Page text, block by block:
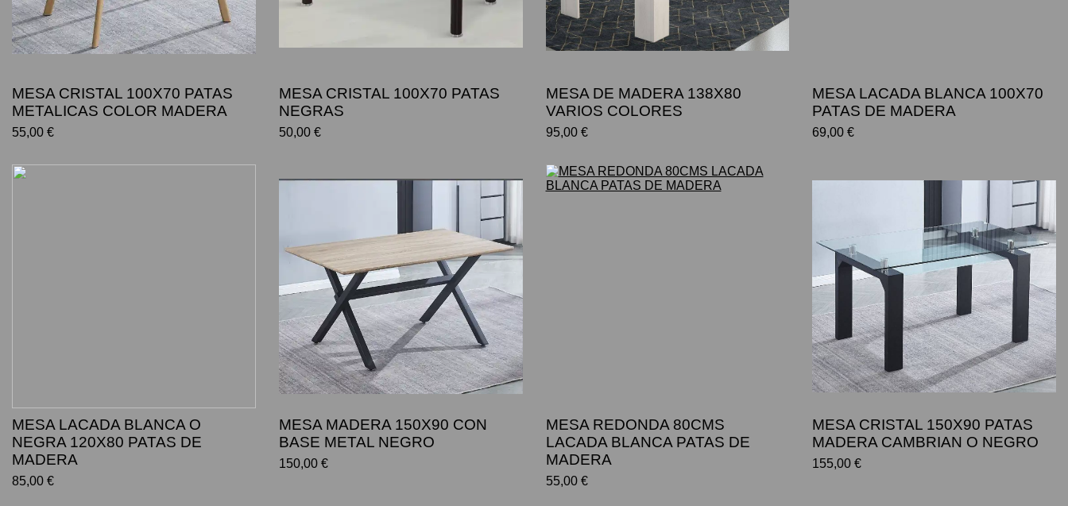
MESA CRISTAL 100X70 PATAS
METALICAS COLOR MADERA
55,00 €
MESA CRISTAL 100X70 PATAS
NEGRAS
50,00 €
MESA DE MADERA 138X80
VARIOS COLORES
95,00 €
MESA LACADA BLANCA 100X70
PATAS DE MADERA
69,00 €
MESA LACADA BLANCA O
NEGRA 120X80 PATAS DE
MADERA
85,00 €
MESA MADERA 150X90 CON
BASE METAL NEGRO
150,00 €
MESA REDONDA 80CMS
LACADA BLANCA PATAS DE
MADERA
55,00 €
MESA CRISTAL 150X90 PATAS
MADERA CAMBRIAN O NEGRO
155,00 €